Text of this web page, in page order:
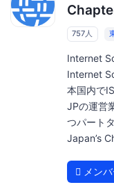
757人
Internet
Internet
本国内で
JPの運営
つパート
Japan’s
メン